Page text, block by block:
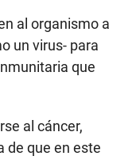
al organismo a
un virus- para
que
al cáncer,
de que en este